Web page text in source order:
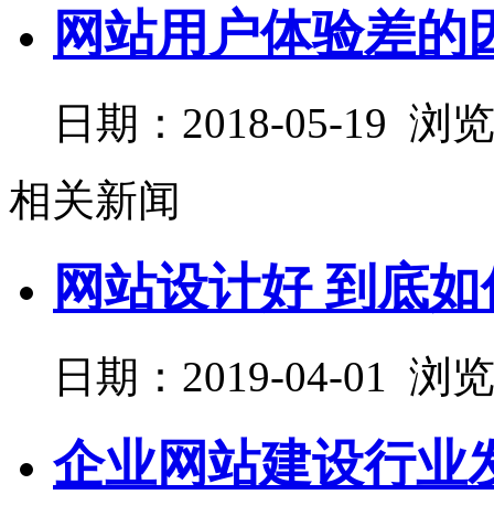
网站用户体验差的
日期：2018-05-19 浏
相关新闻
网站设计好 到底
日期：2019-04-01 浏
企业网站建设行业